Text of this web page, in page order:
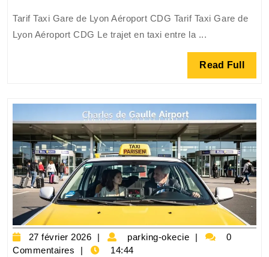
la
Gare
l’Aéroport
CDG:
Planifiez
Votre
Budget
de
Déplacement
Tarif Taxi Gare de Lyon Aéroport CDG Tarif Taxi Gare de
Lyon Aéroport CDG Le trajet en taxi entre la ...
Read Full Read
Full
27 février 2026
27
février
parking-okecie
parking-
0
Commentaires
14:44